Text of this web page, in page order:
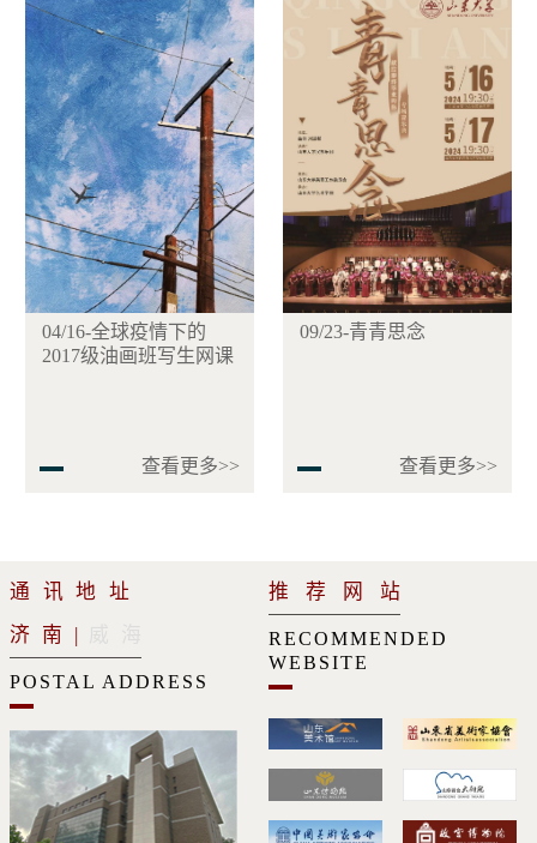
16-全球疫情下的
级油画班写生网课
查看更多>>
09/23-青青思念
查看更多>>
通讯地址
济南 |威海
POSTAL ADDRESS
推荐网站
RECOMMENDED
WEBSITE